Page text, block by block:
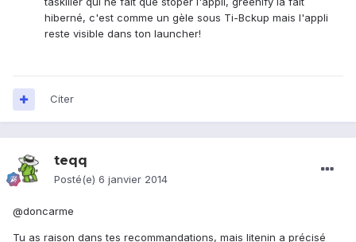
hiberné, c'est comme un gèle sous Ti-Bckup mais l'appli
reste visible dans ton launcher!
Citer
teqq
Posté(e) 6 janvier 2014
@doncarme
Tu as raison dans tes recommandations, mais litenin a précisé